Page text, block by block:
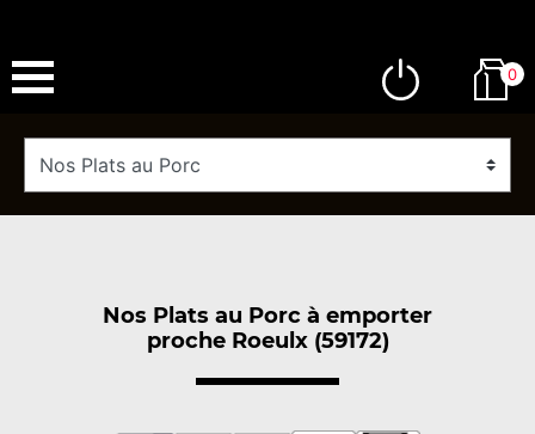
0
Nos Plats au Porc à emporter
proche Roeulx (59172)